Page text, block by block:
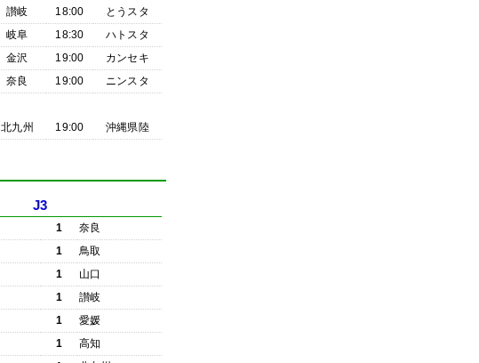
讃岐 18:00
とうスタ
岐阜 18:30
ハトスタ
金沢 19:00
カンセキ
奈良 19:00
ニンスタ
北九州 19:00 沖縄県陸
J3
1
奈良
1
鳥取
1
山口
1
讃岐
1
愛媛
1
高知